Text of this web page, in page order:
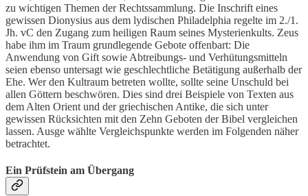
zu wichtigen Themen der Rechtssammlung. Die Inschrift eines
gewissen Dionysius aus dem lydischen Philadelphia regelte im 2./1.
Jh. vC den Zugang zum heiligen Raum seines Mysterienkults. Zeus
habe ihm im Traum grundlegende Gebote offenbart: Die
Anwendung von Gift sowie Abtreibungs- und Verhütungsmitteln
seien ebenso untersagt wie geschlechtliche Betätigung außerhalb der
Ehe. Wer den Kultraum betreten wollte, sollte seine Unschuld bei
allen Göttern beschwören. Dies sind drei Beispiele von Texten aus
dem Alten Orient und der griechischen Antike, die sich unter
gewissen Rücksichten mit den Zehn Geboten der Bibel vergleichen
lassen. Ausge wählte Vergleichspunkte werden im Folgenden näher
betrachtet.
Ein Prüfstein am Übergang